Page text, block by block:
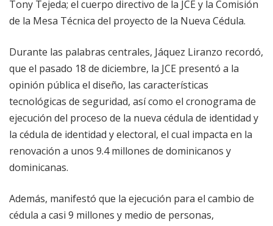
Tony Tejeda; el cuerpo directivo de la JCE y la Comisión
de la Mesa Técnica del proyecto de la Nueva Cédula.
Durante las palabras centrales, Jáquez Liranzo recordó,
que el pasado 18 de diciembre, la JCE presentó a la
opinión pública el diseño, las características
tecnológicas de seguridad, así como el cronograma de
ejecución del proceso de la nueva cédula de identidad y
la cédula de identidad y electoral, el cual impacta en la
renovación a unos 9.4 millones de dominicanos y
dominicanas.
Además, manifestó que la ejecución para el cambio de
cédula a casi 9 millones y medio de personas,